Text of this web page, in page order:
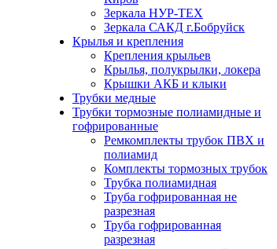
Зеркала НУР-ТЕХ
Зеркала САКД г.Бобруйск
Крылья и крепления
Крепления крыльев
Крылья, полукрылки, локера
Крышки АКБ и клыки
Трубки медные
Трубки тормозные полиамидные и
гофрированные
Ремкомплекты трубок ПВХ и
полиамид
Комплекты тормозных трубок
Трубка полиамидная
Труба гофрированная не
разрезная
Труба гофрированная
разрезная